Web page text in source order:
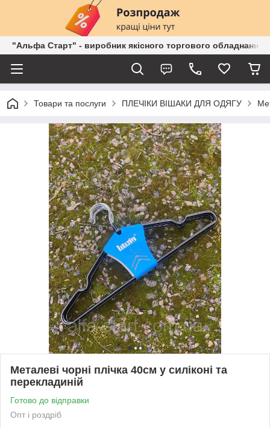
"Альфа Старт" - виробник якісного торгового обладнання
Товари та послуги ПЛЕЧІКИ ВІШАКИ ДЛЯ ОДЯГУ
Металеві чорні плічка 40см у силіконі та
перекладиній
Готово до відправки
Опт і роздріб